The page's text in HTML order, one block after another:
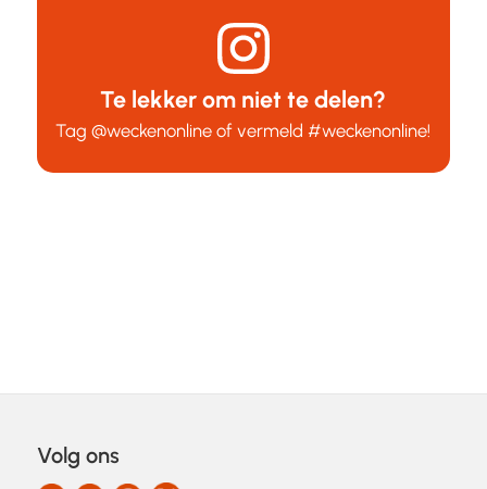
Te lekker om niet te delen?
Tag@weckenonline of vermeld#weckenonline!
Volg ons